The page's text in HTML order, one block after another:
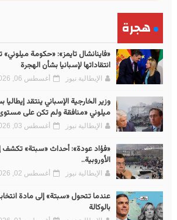
هجرة
«فاينانشال تايمز»: «حكومة
انتقاداتها لإسبانيا بشأن الهجرة
الإيطالية نيوز أغسطس 06, 2026
وزير الخارجية الإسباني ينتقد
ميلوني «منافقة ولم تكن على
الإيطالية نيوز أغسطس 03, 2026
«فؤاد عودة»: أحداث «سبتة» تكشف
الأوروبية..
الإيطالية نيوز أغسطس 02, 2026
عندما تتحول «سبتة» إلى مادة
بالوكالة